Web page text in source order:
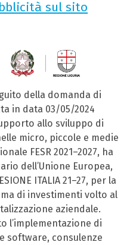
sul sito
della domanda di
in data 03/05/2024
allo sviluppo di
micro, piccole e medie
FESR 2021–2027, ha
dell’Unione Europea,
ITALIA 21–27, per la
di investimenti volto al
aziendale.
l’implementazione di
software, consulenze